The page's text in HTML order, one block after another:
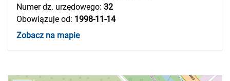
Numer dz. urzędowego: 32
Obowiązuje od: 1998-11-14
Zobacz na mapie